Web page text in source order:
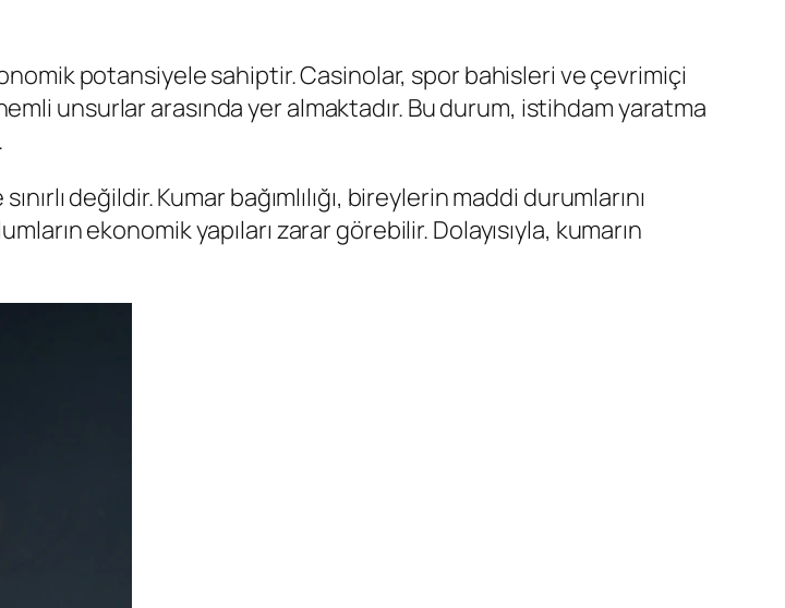
potansiyele sahiptir. Casinolar, spor bahisleri ve çevrimiçi
unsurlar arasında yer almaktadır. Bu durum, istihdam yaratma
değildir. Kumar bağımlılığı, bireylerin maddi durumlarını
ekonomik yapıları zarar görebilir. Dolayısıyla, kumarın